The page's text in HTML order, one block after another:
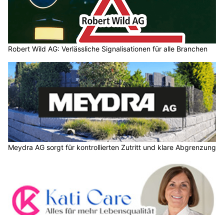
Robert Wild AG: Verlässliche Signalisationen für alle Branchen
Meydra AG sorgt für kontrollierten Zutritt und klare Abgrenzung